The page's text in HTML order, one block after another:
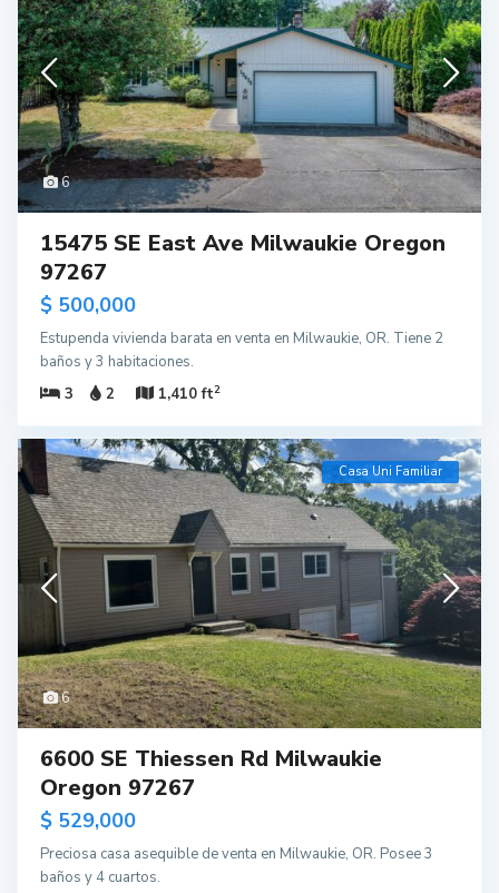
6
15475 SE East Ave Milwaukie Oregon
97267
$ 500,000
Estupenda vivienda barata en venta en Milwaukie, OR. Tiene 2
baños y 3 habitaciones.
3
2 1,410 ft2
6
Casa Uni Familiar
6600 SE Thiessen Rd Milwaukie
Oregon 97267
$ 529,000
Preciosa casa asequible de venta en Milwaukie, OR. Posee 3
baños y 4 cuartos.